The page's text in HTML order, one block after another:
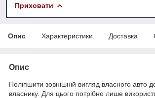
Приховати
Опис Характеристики Доставка
Опис
Поліпшити зовнішній вигляд власного авто
власнику. Для цього потрібно лише